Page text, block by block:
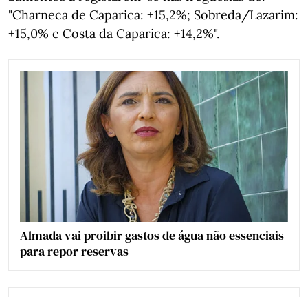
"Charneca de Caparica: +15,2%; Sobreda/Lazarim:
+15,0% e Costa da Caparica: +14,2%".
Almada vai proibir gastos de água não essenciais
para repor reservas